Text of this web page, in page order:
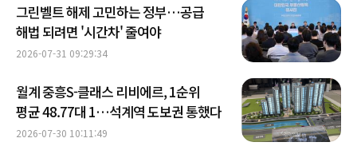
그린벨트 해제 고민하는 정부…공급
해법 되려면 '시간차' 줄여야
2026-07-31 09:29:34
월계 중흥S-클래스 리비에르, 1순위
평균 48.77대 1…석계역 도보권 통했다
2026-07-30 10:11:49